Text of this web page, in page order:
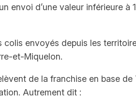
envoi d’une valeur inférieure
colis envoyés depuis les
et-Miquelon.
de la franchise en base
Autrement dit :